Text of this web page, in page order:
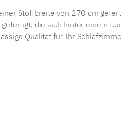
Stoffbreite von 270 cm
die sich hinter einem
Qualität für Ihr